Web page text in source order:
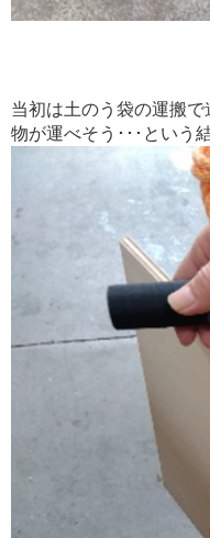
当初は土のう袋の運搬
物が運べそう･･･という